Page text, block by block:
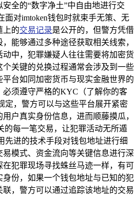
全的“数字净土”中自由地进行交
面对imtoken钱包时就束手无策、无
上的交易记录是公开的，但警方凭借
能够通过多种途径获取相关线索，
中，犯罪嫌疑人往往需要将加密货
关键的兑换过程通常会涉及到一些
台如同加密货币与现实金融世界的
必须遵守严格的KYC（了解你的客
定，警方可以与这些平台展开紧密
户真实身份信息，进而顺藤摸瓜，
的每一笔交易，让犯罪活动无所遁
先进的技术手段对钱包地址进行细
模式、资金流向等关键信息进行深
在犯罪现场寻找蛛丝马迹一样，有可
份，如果一个钱包地址与已知的犯
，警方可以通过追踪该地址的交易